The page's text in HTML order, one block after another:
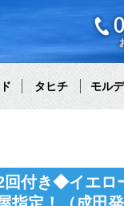
タヒチ モル
回付き◆イエロ